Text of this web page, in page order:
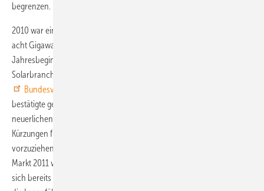
begrenzen.
2010 war ein erfolgreiches Jahr für die Photovoltaik. Mit sieben bis
acht Gigawatt wurde deutlich mehr Solarleistung installiert als zu
Jahresbeginn erwartet. Vor diesem Hintergrund zeigt sich die
Solarbranche kompromissbereit. Carsten Körnig, Geschäftsführer des
Bundesverbandes der deutschen Solarwirtschaft
bestätigte gegenüber der Nachrichtenagentur Reuters den
neuerlichen Angriff auf das EEG: „Es gibt Überlegungen, die geplanten
Kürzungen für 2012 zum Teil auf beispielsweise Mitte nächsten Jahres
vorzuziehen, sollte der Zubau noch mal stärker anziehen“. Ob sich der
Markt 2011 wirklich so entwickelt, bleibt aber abzuwarten. Es zeichnet
sich bereits ab, dass das erste Quartal sehr schwach beginnt und sich